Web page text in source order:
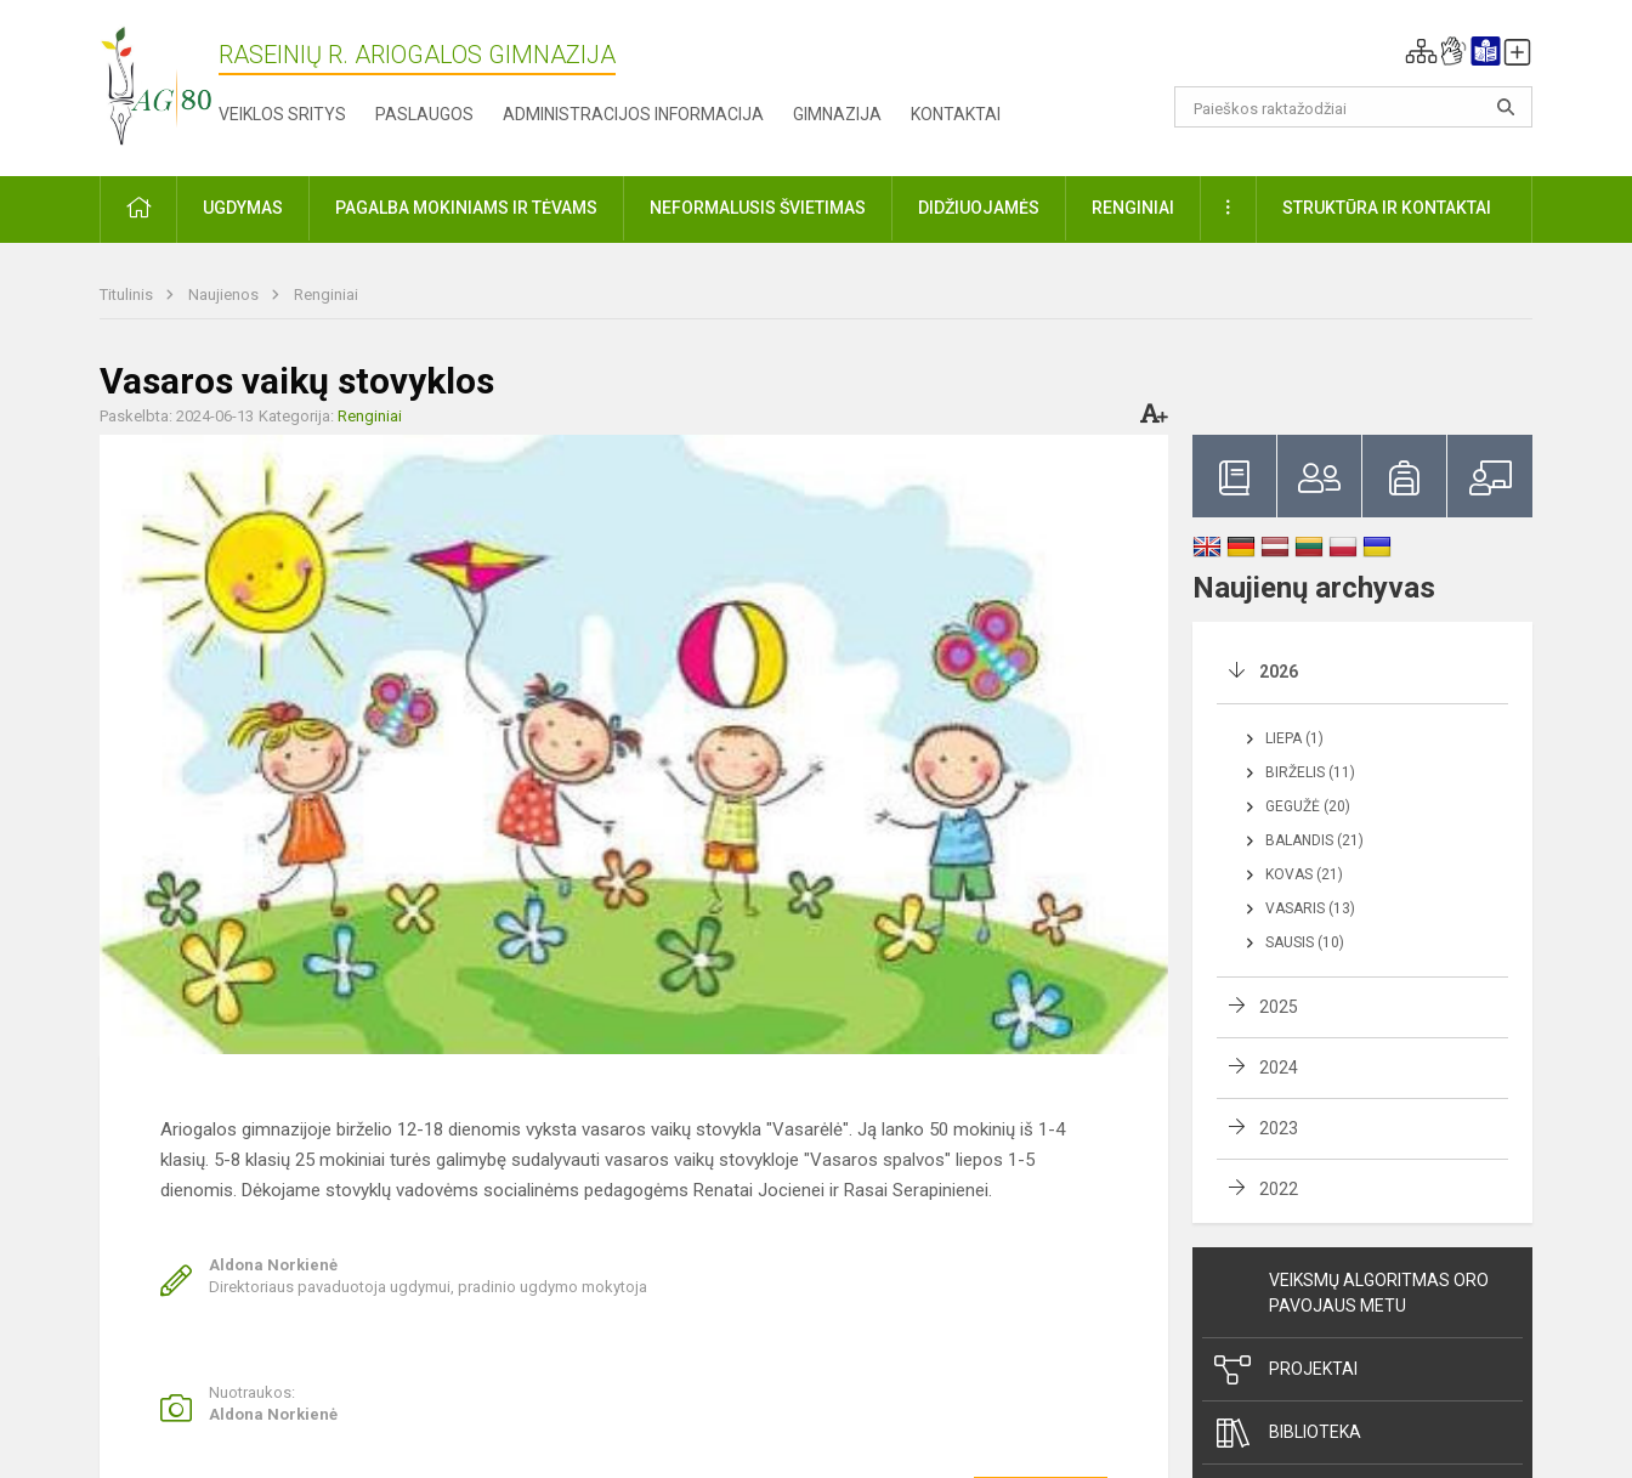
RASEINIŲ R. ARIOGALOS GIMNAZIJA
VEIKLOS SRITYS PASLAUGOS ADMINISTRACIJOS INFORMACIJA GIMNAZIJA KONTAKTAI
PRADŽIAUGDYMAS PAGALBA MOKINIAMS IR TĖVAMS NEFORMALUSIS ŠVIETIMAS DIDŽIUOJAMĖS RENGINIAI DAUGIAUSTRUKTŪRA IR KONTAKTAI
Titulinis Naujienos Renginiai
Vasaros vaikų stovyklos
Paskelbta: 2024-06-13 Kategorija: Renginiai
Ariogalos gimnazijoje birželio 12-18 dienomis vyksta vasaros vaikų stovykla "Vasarėlė". Ją lanko 50 mokinių iš 1-4
klasių. 5-8 klasių 25 mokiniai turės galimybę sudalyvauti vasaros vaikų stovykloje "Vasaros spalvos" liepos 1-5
dienomis. Dėkojame stovyklų vadovėms socialinėms pedagogėms Renatai Jocienei ir Rasai Serapinienei.
Aldona Norkienė
Direktoriaus pavaduotoja ugdymui, pradinio ugdymo mokytoja
Nuotraukos:
Aldona Norkienė
Naujienų archyvas
2026
LIEPA (1)
BIRŽELIS (11)
GEGUŽĖ (20)
BALANDIS (21)
KOVAS (21)
VASARIS (13)
SAUSIS (10)
2025
2024
2023
2022
VEIKSMŲ ALGORITMAS ORO
PAVOJAUS METU
PROJEKTAI
BIBLIOTEKA